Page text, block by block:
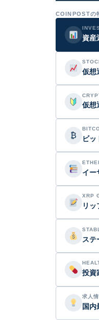
COINPOSTの
資産
仮想
仮想
₿ ビッ
イー
XRP
リッ
ステ
投資
求人情
国